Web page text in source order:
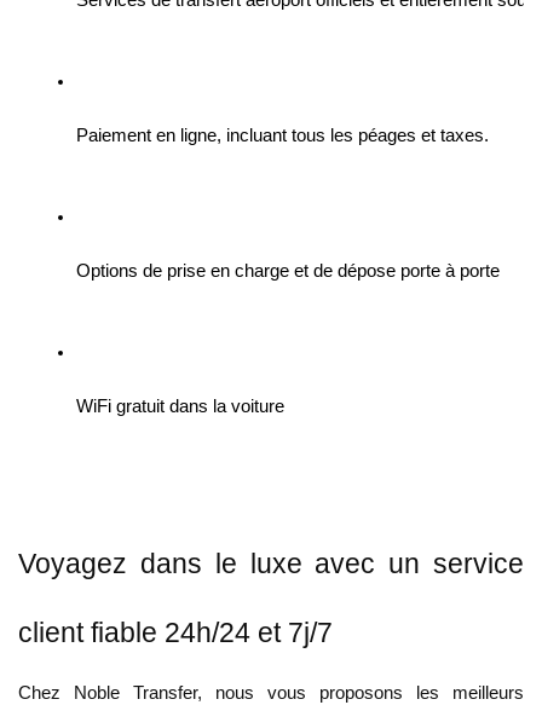
Paiement en ligne, incluant tous les péages et taxes.
Options de prise en charge et de dépose porte à porte
WiFi gratuit dans la voiture
Voyagez dans le luxe avec un service
client fiable 24h/24 et 7j/7
Chez Noble Transfer, nous vous proposons les meilleurs